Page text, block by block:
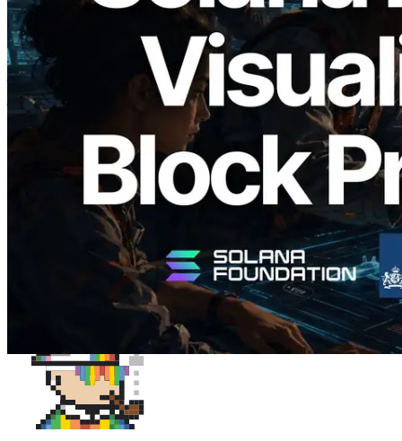
Validators Solutions ने Solana Block
Analyzer लॉन्च किया — प्रति-slot ब्लॉक
उत्पादन समय और नियुक्त वैलिडेटर का
विज़ुअलाइज़ेशन